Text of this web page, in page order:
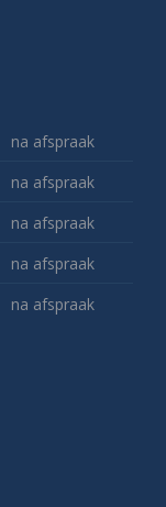
na afspraak
na afspraak
na afspraak
na afspraak
na afspraak